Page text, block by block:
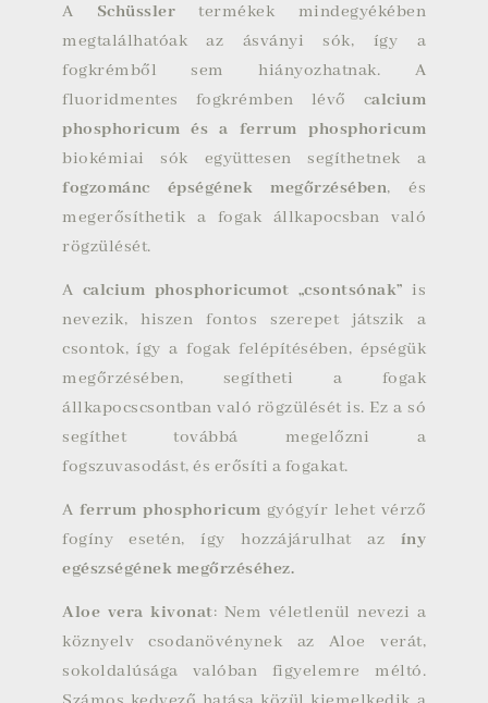
A Schüssler termékek mindegyékében
megtalálhatóak az ásványi sók, így a
fogkrémből sem hiányozhatnak. A
fluoridmentes fogkrémben lévő calcium
phosphoricum és a ferrum phosphoricum
biokémiai sók együttesen segíthetnek a
fogzománc épségének megőrzésében, és
megerősíthetik a fogak állkapocsban való
rögzülését.
A calcium phosphoricumot „csontsónak” is
nevezik, hiszen fontos szerepet játszik a
csontok, így a fogak felépítésében, épségük
megőrzésében, segítheti a fogak
állkapocscsontban való rögzülését is. Ez a só
segíthet továbbá megelőzni a
fogszuvasodást, és erősíti a fogakat.
A ferrum phosphoricum gyógyír lehet vérző
fogíny esetén, így hozzájárulhat az íny
egészségének megőrzéséhez.
Aloe vera kivonat: Nem véletlenül nevezi a
köznyelv csodanövénynek az Aloe verát,
sokoldalúsága valóban figyelemre méltó.